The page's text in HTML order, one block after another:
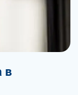
в